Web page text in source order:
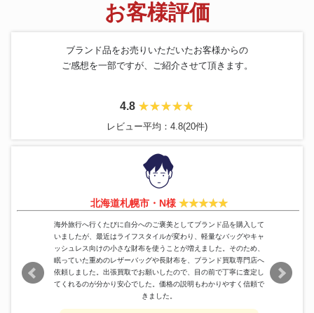
お客様評価
ブランド品をお売りいただいたお客様からの
ご感想を一部ですが、ご紹介させて頂きます。
4.8
レビュー平均：4.8(20件)
北海道札幌市・N様
海外旅行へ行くたびに自分へのご褒美としてブランド品を購入して
いましたが、最近はライフスタイルが変わり、軽量なバッグやキャ
ッシュレス向けの小さな財布を使うことが増えました。そのため、
眠っていた重めのレザーバッグや長財布を、ブランド買取専門店へ
依頼しました。出張買取でお願いしたので、目の前で丁寧に査定し
てくれるのが分かり安心でした。価格の説明もわかりやすく信頼で
きました。